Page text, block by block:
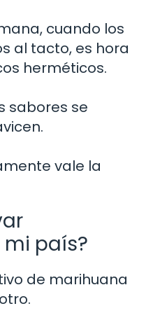
cuando los
al tacto, es hora
herméticos.
sabores se
vale la
país?
de marihuana